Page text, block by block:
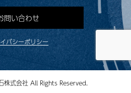
問い合わせ
バシーポリシー
式会社 All Rights Reserved.